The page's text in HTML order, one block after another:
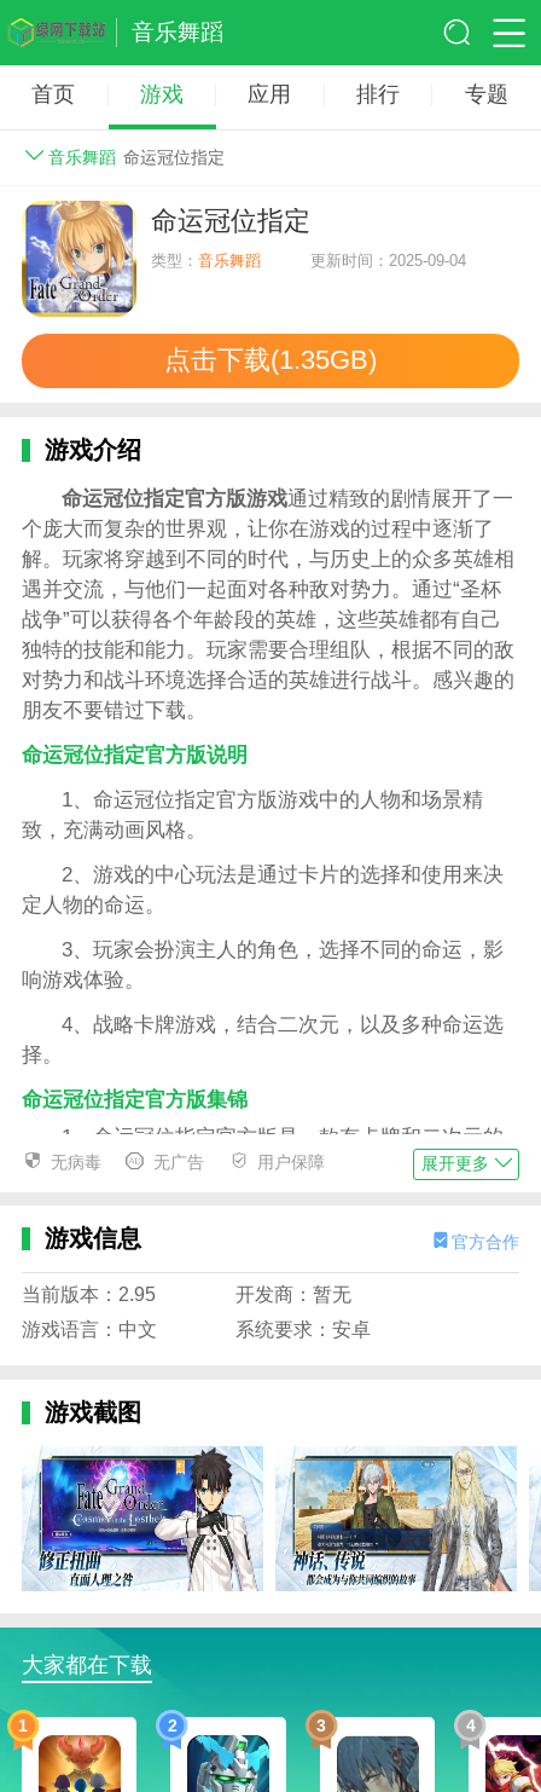
音乐舞蹈
首页 游戏 应用 排行 专题
音乐舞蹈 命运冠位指定
命运冠位指定
类型：音乐舞蹈 更新时间：2025-09-04
点击下载(1.35GB)
游戏介绍
命运冠位指定官方版游戏通过精致的剧情展开了一
个庞大而复杂的世界观，让你在游戏的过程中逐渐了
解。玩家将穿越到不同的时代，与历史上的众多英雄相
遇并交流，与他们一起面对各种敌对势力。通过“圣杯
战争”可以获得各个年龄段的英雄，这些英雄都有自己
独特的技能和能力。玩家需要合理组队，根据不同的敌
对势力和战斗环境选择合适的英雄进行战斗。感兴趣的
朋友不要错过下载。
命运冠位指定官方版说明
1、命运冠位指定官方版游戏中的人物和场景精
致，充满动画风格。
2、游戏的中心玩法是通过卡片的选择和使用来决
定人物的命运。
3、玩家会扮演主人的角色，选择不同的命运，影
响游戏体验。
4、战略卡牌游戏，结合二次元，以及多种命运选
择。
命运冠位指定官方版集锦
1、命运冠位指定官方版是一款有卡牌和二次元的
冒险RPG游戏。
战争”的“圣杯”。
3、玩家还会扮演一个天赋很强的魔术师，与其他
强手对战。
1、在这款游戏中，二次元的世界观和剧情带来了
全新的游戏体验。
2、玩家还需要敏感的用牌，根据对手的制定，战
斗策略。
3、在这个游戏中，有很多方法可以得到卡片，丰
富玩家的卡牌。
色的实力。
命运冠位指定官方版游戏攻略-怎么跳转到强化界面？
无病毒 无广告 用户保障 展开更多
游戏信息 官方合作
当前版本：2.95
开发商：暂无
游戏语言：中文
系统要求：安卓
游戏截图
大家都在下载
1 2 3 4